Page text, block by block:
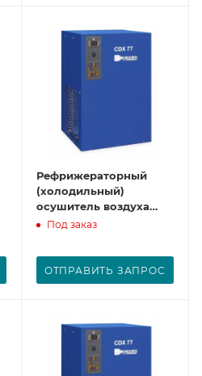
Рефрижераторный
(холодильный)
осушитель воздуха
CDX41
Под заказ
ОТПРАВИТЬ ЗАПРОС